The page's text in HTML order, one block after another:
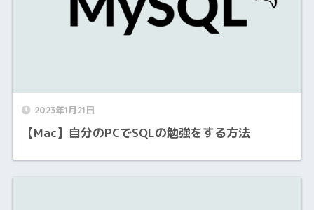
2023年1月21日
【Mac】自分のPCでSQLの勉強をする方法